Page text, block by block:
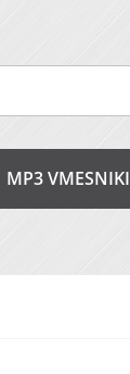
MP3 VMESNIKI